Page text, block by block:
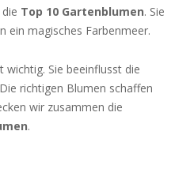
Top 10 Gartenblumen. Sie
ein magisches Farbenmeer.
wichtig. Sie beeinflusst die
richtigen Blumen schaffen
wir zusammen die
.